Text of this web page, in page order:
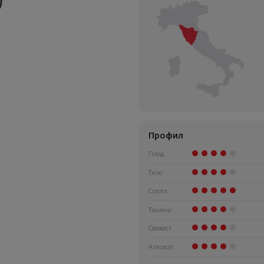
Профил
Плод
Тяло
Сухота
Танини
Свежест
Алкохол